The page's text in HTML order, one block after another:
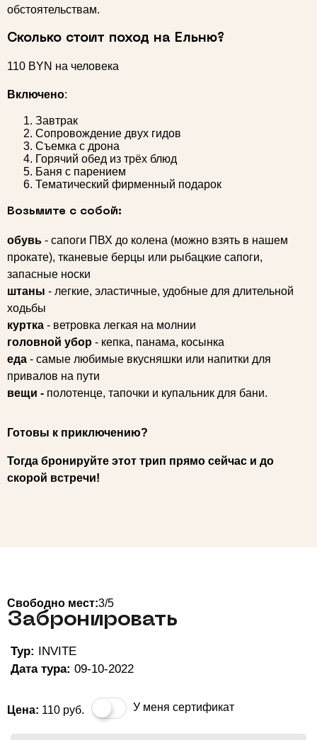
обстоятельствам.
Сколько стоит поход на Ельню?
110 BYN на человека
Включено:
Завтрак
Сопровождение двух гидов
Съемка с дрона
Горячий обед из трёх блюд
Баня с парением
Тематический фирменный подарок
Возьмите с собой:
обувь - сапоги ПВХ до колена (можно взять в нашем
прокате), тканевые берцы или рыбацкие сапоги,
запасные носки
штаны - легкие, эластичные, удобные для длительной
ходьбы
куртка - ветровка легкая на молнии
головной убор - кепка, панама, косынка
еда - самые любимые вкусняшки или напитки для
привалов на пути
вещи - полотенце, тапочки и купальник для бани.
Готовы к приключению?
Тогда бронируйте этот трип прямо сейчас и до
скорой встречи!
Свободно мест:3/5
Забронировать
Тур: INVITE
Дата тура: 09-10-2022
Цена: 110 руб. У меня сертификат